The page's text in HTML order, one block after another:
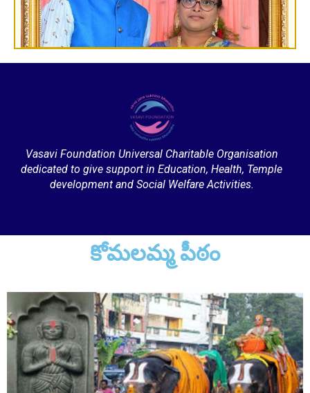
Sri Desu Ramesh Babu & Smt. Padmavathi
VIP Member, Addanki, AP
Sri Pulavarthi Ramakrishna Rao
Vasavi Foundation Universal Charitable Organisation
dedicated to give support in Education, Health, Temple
development and Social Welfare Activities.
కోమలమ్మ పీఠం